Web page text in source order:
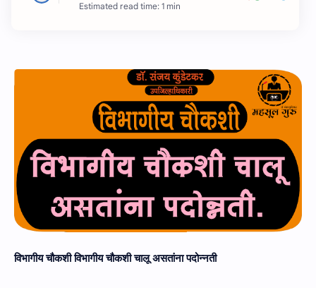
Estimated read time: 1 min
विभागीय चौकशी विभागीय चौकशी चालू असतांना पदोन्नती